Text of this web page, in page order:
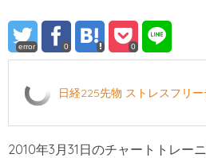
error 0 0
日経225先物 ストレスフリ
2010年3月31日のチャートトレー